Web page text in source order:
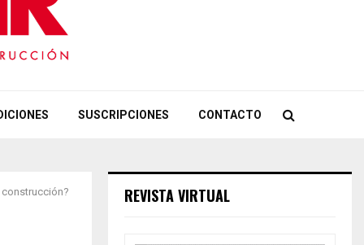
SUSCRIPCIONES CONTACTO
construcción? REVISTA VIRTUAL